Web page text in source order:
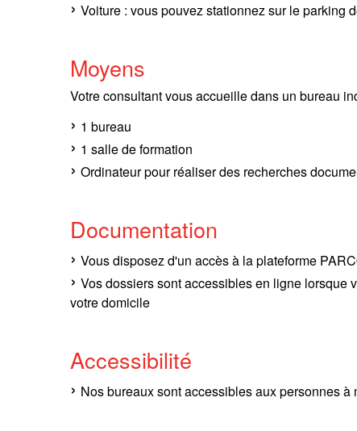
Voiture : vous pouvez stationnez sur le parking
Moyens
Votre consultant vous accueille dans un bureau
1 bureau
1 salle de formation
Ordinateur pour réaliser des recherches
Documentation
Vous disposez d'un accès à la plateforme
Vos dossiers sont accessibles en ligne lorsque
votre domicile
Accessibilité
Nos bureaux sont accessibles aux personnes à